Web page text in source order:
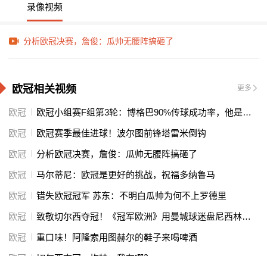
录像视频
分析欧冠决赛，詹俊：瓜帅无腰阵搞砸了
欧冠相关视频 更多
欧冠 欧冠小组赛F组第3轮：博格巴90%传球成功率，他是逆转功臣之一吗？
欧冠 欧冠赛季最佳进球！波尔图前锋塔雷米倒钩
欧冠 分析欧冠决赛，詹俊：瓜帅无腰阵搞砸了
欧冠 马尔蒂尼：欧冠是更好的挑战，祝福多纳鲁马
欧冠 错失欧冠冠军 苏东：不明白瓜帅为何不上罗德里
欧冠 致敬切尔西夺冠！《冠军欧洲》用曼城球迷盘尼西林乐队音乐作BGM
欧冠 重口味！阿隆索用图赫尔的鞋子来喝啤酒